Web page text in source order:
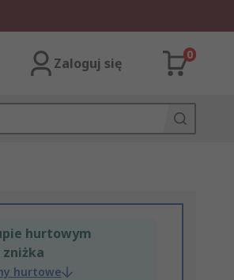
Zaloguj się
0
hurtowym
hurtowe